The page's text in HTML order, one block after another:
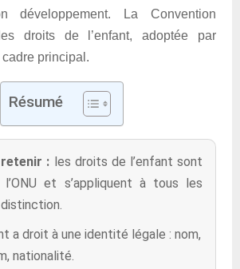
développement. La Convention
droits de l’enfant, adoptée par
cadre principal.
Résumé
retenir : les droits de l’enfant sont
l’ONU et s’appliquent à tous les
a droit à une identité légale : nom,
nationalité.